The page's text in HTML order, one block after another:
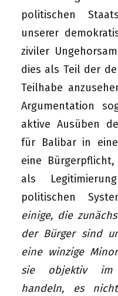
politischen
unserer
ziviler
dies als Teil der
Teilhabe
Argumentation
aktive Ausüben
für Balibar in
eine
als
politischen
einige, die
der Bürger sind
eine winzige
sie objektiv im
handeln, es